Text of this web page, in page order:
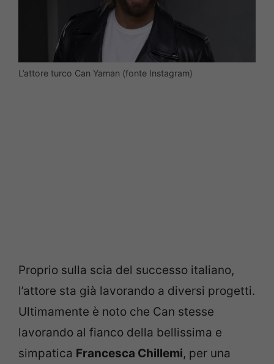
L’attore turco Can Yaman (fonte Instagram)
Proprio sulla scia del successo italiano,
l’attore sta già lavorando a diversi progetti.
Ultimamente è noto che Can stesse
lavorando al fianco della bellissima e
simpatica Francesca Chillemi, per una